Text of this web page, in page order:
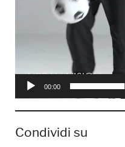
00:00
Condividi su